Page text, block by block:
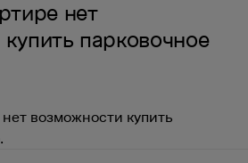
нет
парковочное
возможности купить